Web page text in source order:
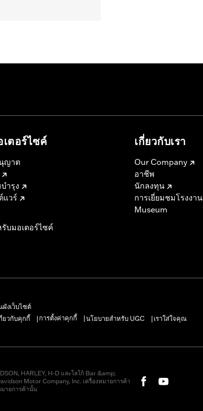
เตอร์ไซค์​
ญาต
ำรุง
แวร์
บมอเตอร์ไซค์
เกี่ยวกับเรา
Our Company
อาชีพ
นักลงทุน
การเยี่ยมชมโรงงาน
Museum
ผังเว็บไซต์
ยวกับคุกกี้ การตั้งค่าคุกกี้ นโยบายสำหรับ UGC เราใส่ใจคุณ
HARLEY, H-D และโลโก้ Bar &amp;
Motor Company, Inc. เครื่องหมายการค้า
มายการค้านั้น